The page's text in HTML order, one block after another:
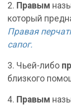
2. Правым
который
Правая
сапог.
3. Чьей-либо
близкого
4. Правым